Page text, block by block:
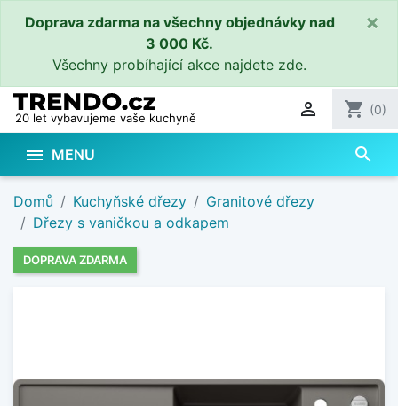
Doprava zdarma na všechny objednávky nad
3 000 Kč.
Všechny probíhající akce najdete zde.
×
20 let vybavujeme vaše kuchyně  shopping_cart (0)
 MENU search
Domů Kuchyňské dřezy
Granitové dřezy
Dřezy s vaničkou a odkapem
DOPRAVA ZDARMA